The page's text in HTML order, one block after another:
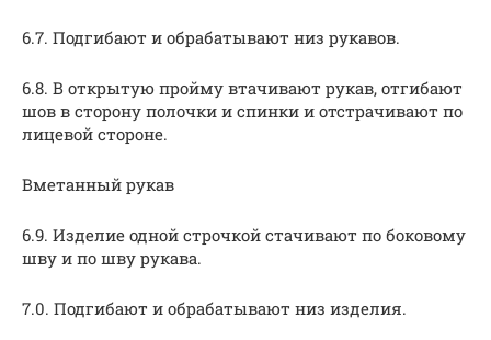
6.7. Подгибают и обрабатывают низ рукавов.
6.8. В открытую пройму втачивают рукав, отгибают
шов в сторону полочки и спинки и отстрачивают по
лицевой стороне.
Вметанный рукав
6.9. Изделие одной строчкой стачивают по боковому
шву и по шву рукава.
7.0. Подгибают и обрабатывают низ изделия.